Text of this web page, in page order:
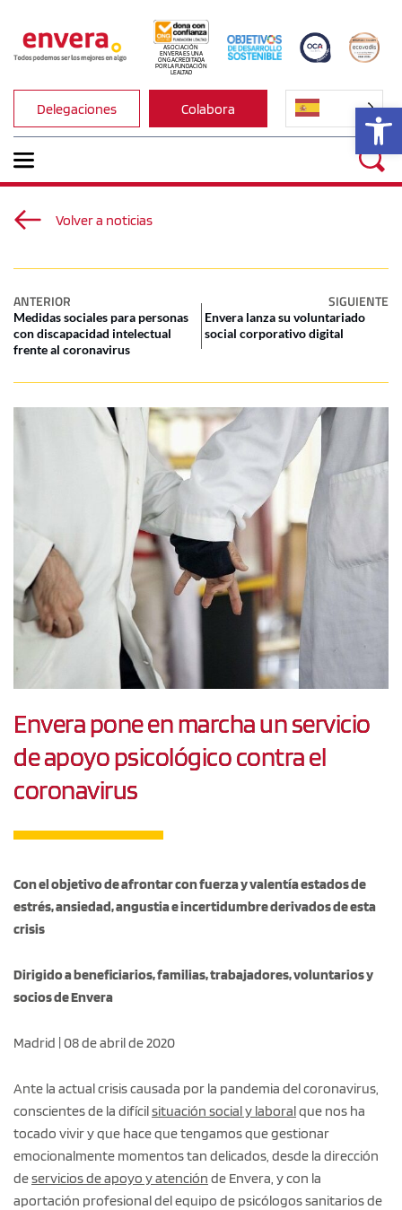
ASOCIACIÓN
ENVERA ES UNA
ONG ACREDITADA
POR LA FUNDACIÓN
LEALTAD
Delegaciones Colabora
Volver a noticias
ANTERIOR SIGUIENTE
Medidas sociales para personas
con discapacidad intelectual
frente al coronavirus
Envera lanza su voluntariado
social corporativo digital
Envera pone en marcha un servicio
de apoyo psicológico contra el
coronavirus
Con el objetivo de afrontar con fuerza y valentía estados de
estrés, ansiedad, angustia e incertidumbre derivados de esta
crisis
Dirigido a beneficiarios, familias, trabajadores, voluntarios y
socios de Envera
Madrid | 08 de abril de 2020
Ante la actual crisis causada por la pandemia del coronavirus,
conscientes de la difícilsituación social y laboralque nos ha
tocado vivir y que hace que tengamos que gestionar
emocionalmente momentos tan delicados, desde la dirección
deservicios de apoyo y atención de Envera, y con la
aportación profesional del equipo de psicólogos sanitarios de